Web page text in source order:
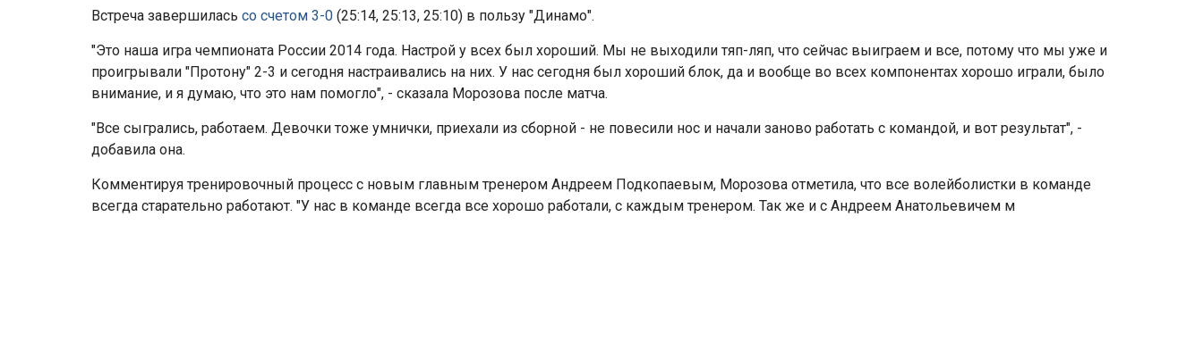
Встреча завершилась со счетом 3-0 (25:14, 25:13, 25:10) в пользу "Динамо".
"Это наша игра чемпионата России 2014 года. Настрой у всех был хороший. Мы не выходили тяп-ляп, что сейчас выиграем и все, потому что мы уже и
проигрывали "Протону" 2-3 и сегодня настраивались на них. У нас сегодня был хороший блок, да и вообще во всех компонентах хорошо играли, было
внимание, и я думаю, что это нам помогло", - сказала Морозова после матча.
"Все сыгрались, работаем. Девочки тоже умнички, приехали из сборной - не повесили нос и начали заново работать с командой, и вот результат", -
добавила она.
Комментируя тренировочный процесс с новым главным тренером Андреем Подкопаевым, Морозова отметила, что все волейболистки в команде
всегда старательно работают. "У нас в команде всегда все хорошо работали, с каждым тренером. Так же и с Андреем Анатольевичем м